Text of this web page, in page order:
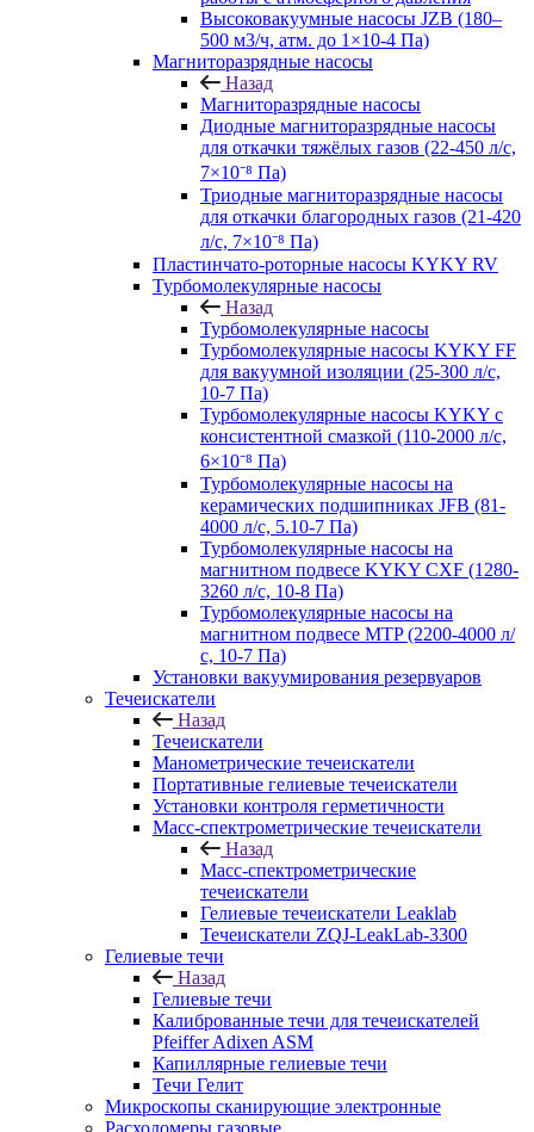
Высоковакуумные насосы JZB (180–
500 м3/ч, атм. до 1×10-4 Па)
Магниторазрядные насосы
Назад
Магниторазрядные насосы
Диодные магниторазрядные насосы
для откачки тяжёлых газов (22-450 л/с,
7×10⁻⁸ Па)
Триодные магниторазрядные насосы
для откачки благородных газов (21-420
л/с, 7×10⁻⁸ Па)
Пластинчато-роторные насосы KYKY RV
Турбомолекулярные насосы
Назад
Турбомолекулярные насосы
Турбомолекулярные насосы KYKY FF
для вакуумной изоляции (25-300 л/с,
10-7 Па)
Турбомолекулярные насосы KYKY с
консистентной смазкой (110-2000 л/с,
6×10⁻⁸ Па)
Турбомолекулярные насосы на
керамических подшипниках JFB (81-
4000 л/с, 5.10-7 Па)
Турбомолекулярные насосы на
магнитном подвесе KYKY CXF (1280-
3260 л/с, 10-8 Па)
Турбомолекулярные насосы на
магнитном подвесе MTP (2200-4000 л/
с, 10-7 Па)
Установки вакуумирования резервуаров
Течеискатели
Назад
Течеискатели
Манометрические течеискатели
Портативные гелиевые течеискатели
Установки контроля герметичности
Масс-спектрометрические течеискатели
Назад
Масс-спектрометрические
течеискатели
Гелиевые течеискатели Leaklab
Течеискатели ZQJ-LeakLab-3300
Гелиевые течи
Назад
Гелиевые течи
Калиброванные течи для течеискателей
Pfeiffer Adixen ASM
Капиллярные гелиевые течи
Течи Гелит
Микроскопы сканирующие электронные
Расходомеры газовые